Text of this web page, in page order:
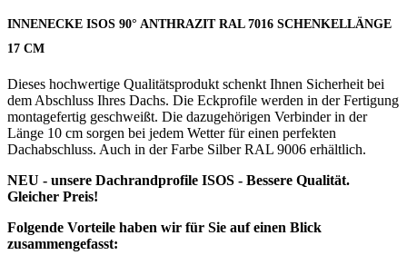
INNENECKE ISOS 90° ANTHRAZIT RAL 7016 SCHENKELLÄNGE
17 CM
Dieses hochwertige Qualitätsprodukt schenkt Ihnen Sicherheit bei
dem Abschluss Ihres Dachs. Die Eckprofile werden in der Fertigung
montagefertig geschweißt. Die dazugehörigen Verbinder in der
Länge 10 cm sorgen bei jedem Wetter für einen perfekten
Dachabschluss. Auch in der Farbe Silber RAL 9006 erhältlich.
NEU - unsere Dachrandprofile ISOS - Bessere Qualität.
Gleicher Preis!
Folgende Vorteile haben wir für Sie auf einen Blick
zusammengefasst: